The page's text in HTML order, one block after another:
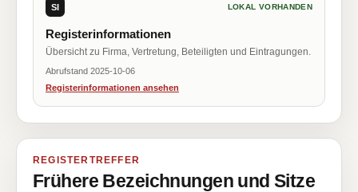
SI LOKAL VORHANDEN
Registerinformationen
Übersicht zu Firma, Vertretung, Beteiligten und Eintragungen.
Abrufstand 2025-10-06
Registerinformationen ansehen
REGISTERTREFFER
Frühere Bezeichnungen und Sitze